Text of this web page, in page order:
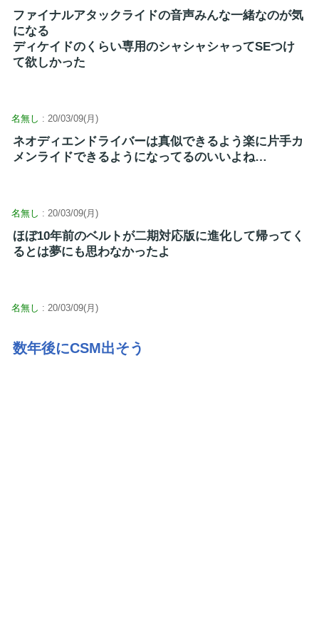
ファイナルアタックライドの音声みんな一緒なのが気
になる
ディケイドのくらい専用のシャシャシャってSEつけ
て欲しかった
名無し : 20/03/09(月)
ネオディエンドライバーは真似できるよう楽に片手カ
メンライドできるようになってるのいいよね…
名無し : 20/03/09(月)
ほぼ10年前のベルトが二期対応版に進化して帰ってく
るとは夢にも思わなかったよ
名無し : 20/03/09(月)
数年後にCSM出そう